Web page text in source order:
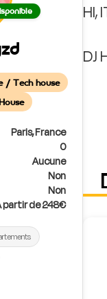
/ Tech house
Paris, France
0
Aucune
Non
Non
partir de 248€
HI,
DJ